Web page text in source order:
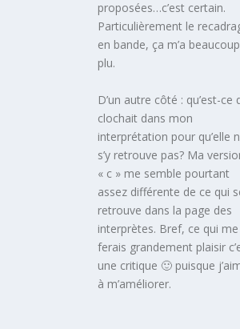
proposées…c’est certain.
Particulièrement le
en bande, ça m’a beaucoup
plu.
D’un autre côté : qu’est-ce
clochait dans mon
interprétation pour qu’elle
s’y retrouve pas? Ma
« c » me semble pourtant
assez différente de ce qui
retrouve dans la page des
interprètes. Bref, ce qui me
ferais grandement plaisir
une critique 🙂 puisque
à m’améliorer.